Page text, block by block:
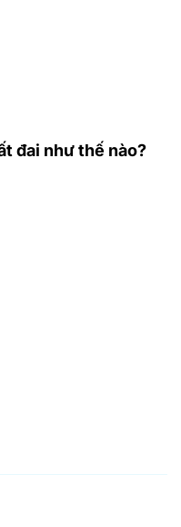
đai như thế nào?